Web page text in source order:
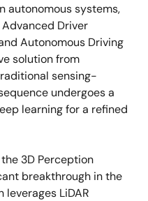
autonomous systems,
Driver
Autonomous Driving
solution from
sensing-
undergoes a
learning for a refined
the 3D Perception
breakthrough in the
leverages LiDAR